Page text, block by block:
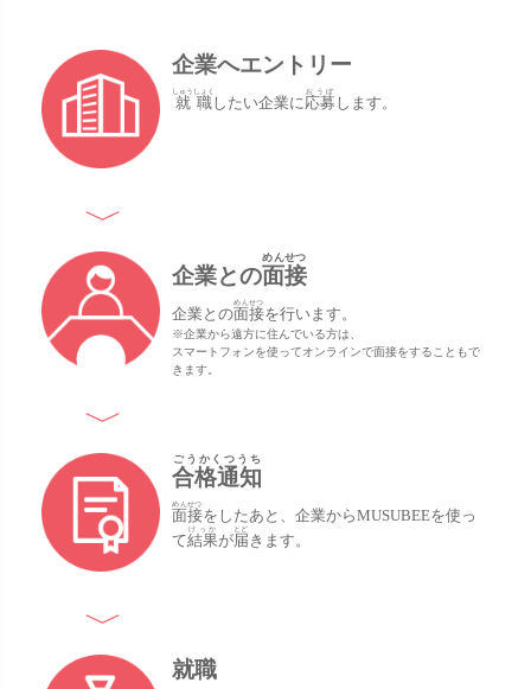
企業へエントリー
就職
しゅうしょく
したい企業に 応募
おうぼ
します。
企業との面接
めんせつ
企業との面接
めんせつ
を行います。
※企業から遠方に住んでいる方は、
スマートフォンを使ってオンラインで面接をすることもで
きます。
合格通知
ごうかくつうち
面接
めんせつ
をしたあと、企業からMUSUBEEを使っ
て結果
けっか
が 届
とど
きます。
就職